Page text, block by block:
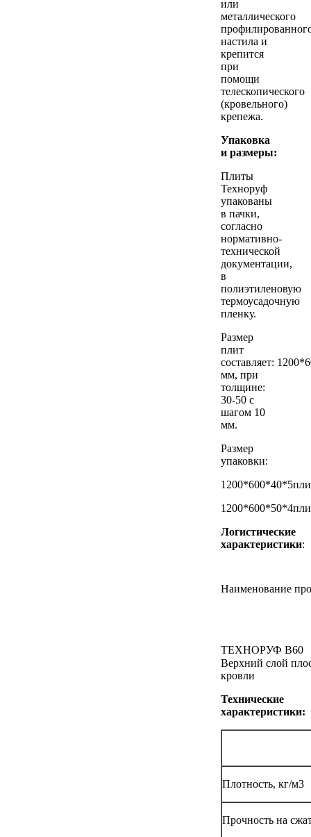
или
металлического
настила и
крепится
при
помощи
телескопического
(кровельного)
крепежа.
Упаковка
и размеры:
Плиты
Техноруф
упакованы
в пачки,
согласно
нормативно-
технической
документации,
в
полиэтиленовую
термоусадочную
пленку.
Размер
плит
составляет:
мм, при
толщине:
30-50 с
шагом 10
мм.
Размер
упаковки:
Логистические
характеристики:
Наименование
ТЕХНОРУФ В60
Верхний слой
кровли
Технические
характеристики:
Плотность, кг/м3
Прочность на